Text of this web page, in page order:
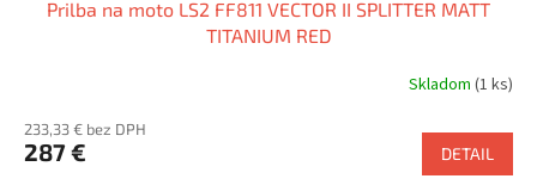
Prilba na moto LS2 FF811 VECTOR II SPLITTER MATT
TITANIUM RED
Skladom (1 ks)
233,33 € bez DPH
287 € DETAIL